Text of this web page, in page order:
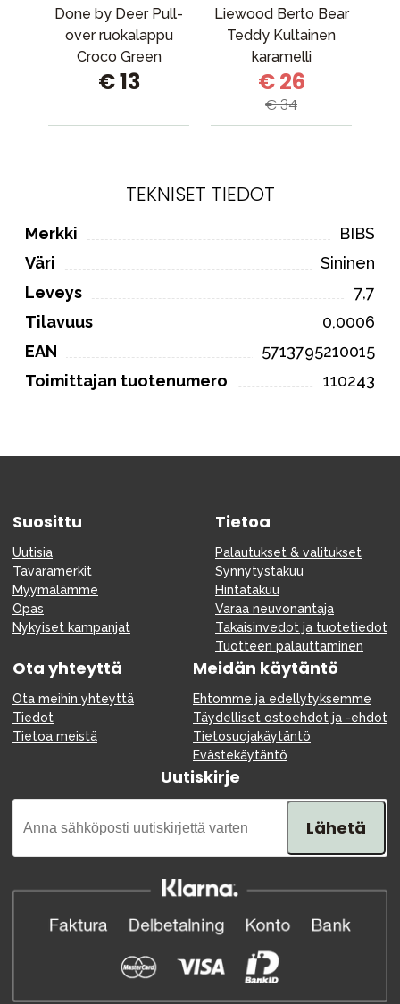
Done by Deer Pull-
over ruokalappu
Croco Green
€ 13
Liewood Berto Bear
Teddy Kultainen
karamelli
€ 26
€ 34
TEKNISET TIEDOT
Merkki
BIBS
Väri
Sininen
Leveys
7,7
Tilavuus
0,0006
EAN
5713795210015
Toimittajan tuotenumero
110243
Suosittu
Uutisia
Tavaramerkit
Myymälämme
Opas
Nykyiset kampanjat
Tietoa
Palautukset & valitukset
Synnytystakuu
Hintatakuu
Varaa neuvonantaja
Takaisinvedot ja tuotetiedot
Tuotteen palauttaminen
Ota yhteyttä
Ota meihin yhteyttä
Tiedot
Tietoa meistä
Meidän käytäntö
Ehtomme ja edellytyksemme
Täydelliset ostoehdot ja -ehdot
Tietosuojakäytäntö
Evästekäytäntö
Uutiskirje
Lähetä